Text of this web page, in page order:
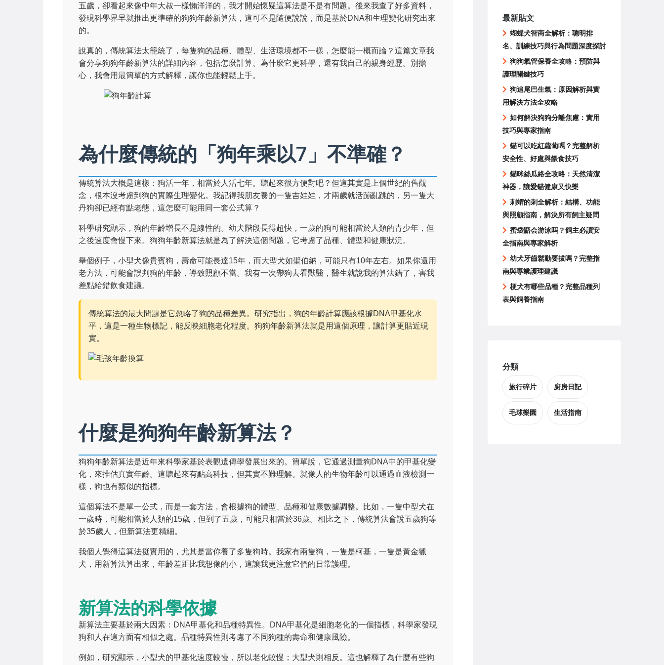
五歲，卻看起來像中年大叔一樣懶洋洋的，我才開始懷疑這算法是不是有問題。後來我查了好多資料，
發現科學界早就推出更準確的狗狗年齡新算法，這可不是隨便說說，而是基於DNA和生理變化研究出來
的。
說真的，傳統算法太籠統了，每隻狗的品種、體型、生活環境都不一樣，怎麼能一概而論？這篇文章我
會分享狗狗年齡新算法的詳細內容，包括怎麼計算、為什麼它更科學，還有我自己的親身經歷。別擔
心，我會用最簡單的方式解釋，讓你也能輕鬆上手。
為什麼傳統的「狗年乘以7」不準確？
傳統算法大概是這樣：狗活一年，相當於人活七年。聽起來很方便對吧？但這其實是上個世紀的舊觀
念，根本沒考慮到狗的實際生理變化。我記得我朋友養的一隻吉娃娃，才兩歲就活蹦亂跳的，另一隻大
丹狗卻已經有點老態，這怎麼可能用同一套公式算？
科學研究顯示，狗的年齡增長不是線性的。幼犬階段長得超快，一歲的狗可能相當於人類的青少年，但
之後速度會慢下來。狗狗年齡新算法就是為了解決這個問題，它考慮了品種、體型和健康狀況。
舉個例子，小型犬像貴賓狗，壽命可能長達15年，而大型犬如聖伯納，可能只有10年左右。如果你還用
老方法，可能會誤判狗的年齡，導致照顧不當。我有一次帶狗去看獸醫，醫生就說我的算法錯了，害我
差點給錯飲食建議。
傳統算法的最大問題是它忽略了狗的品種差異。研究指出，狗的年齡計算應該根據DNA甲基化水
平，這是一種生物標記，能反映細胞老化程度。狗狗年齡新算法就是用這個原理，讓計算更貼近現
實。
什麼是狗狗年齡新算法？
狗狗年齡新算法是近年來科學家基於表觀遺傳學發展出來的。簡單說，它通過測量狗DNA中的甲基化變
化，來推估真實年齡。這聽起來有點高科技，但其實不難理解。就像人的生物年齡可以通過血液檢測一
樣，狗也有類似的指標。
這個算法不是單一公式，而是一套方法，會根據狗的體型、品種和健康數據調整。比如，一隻中型犬在
一歲時，可能相當於人類的15歲，但到了五歲，可能只相當於36歲。相比之下，傳統算法會說五歲狗等
於35歲人，但新算法更精細。
我個人覺得這算法挺實用的，尤其是當你養了多隻狗時。我家有兩隻狗，一隻是柯基，一隻是黃金獵
犬，用新算法算出來，年齡差距比我想像的小，這讓我更注意它們的日常護理。
新算法的科學依據
新算法主要基於兩大因素：DNA甲基化和品種特異性。DNA甲基化是細胞老化的一個指標，科學家發現
狗和人在這方面有相似之處。品種特異性則考慮了不同狗種的壽命和健康風險。
例如，研究顯示，小型犬的甲基化速度較慢，所以老化較慢；大型犬則相反。這也解釋了為什麼有些狗
最新貼文
蝴蝶犬智商全解析：聰明排
名、訓練技巧與行為問題深度探討
狗狗氣管保養全攻略：預防與
護理關鍵技巧
狗追尾巴生氣：原因解析與實
用解決方法全攻略
如何解決狗狗分離焦慮：實用
技巧與專家指南
貓可以吃紅蘿蔔嗎？完整解析
安全性、好處與餵食技巧
貓咪絲瓜絡全攻略：天然清潔
神器，讓愛貓健康又快樂
刺蝟的刺全解析：結構、功能
與照顧指南，解決所有飼主疑問
蜜袋鼯会游泳吗？飼主必讀安
全指南與專家解析
幼犬牙齒鬆動要拔嗎？完整指
南與專業護理建議
梗犬有哪些品種？完整品種列
表與飼養指南
分類
旅行碎片 廚房日記
毛球樂園 生活指南